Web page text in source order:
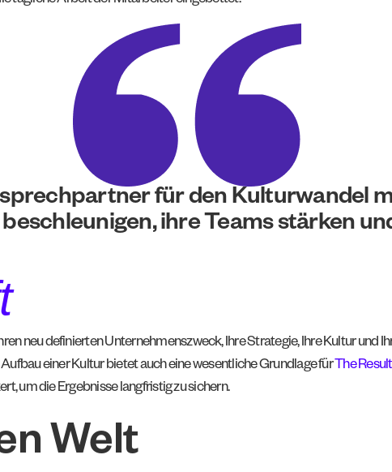
für den Kulturwandel
ihre Teams stärken
neu definierten Unternehmenszweck, Ihre Strategie, Ihre Kultur und
einer Kultur bietet auch eine wesentliche Grundlage für The
um die Ergebnisse langfristig zu sichern.
Welt